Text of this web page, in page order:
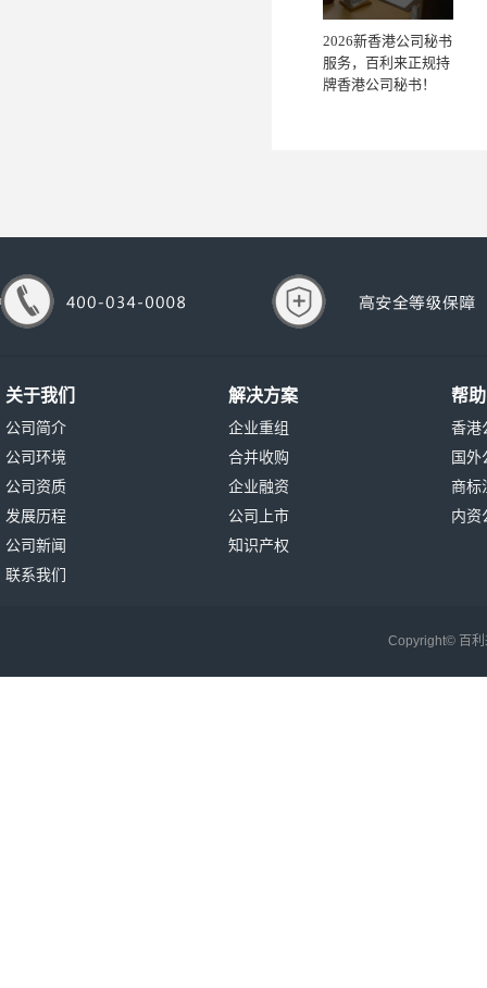
2026新香港公司秘书
服务，百利来正规持
牌香港公司秘书！
关于我们
公司简介
公司环境
公司资质
发展历程
公司新闻
联系我们
解决方案
企业重组
合并收购
企业融资
公司上市
知识产权
帮
香港
国外
商标
内资
Copyright© 百